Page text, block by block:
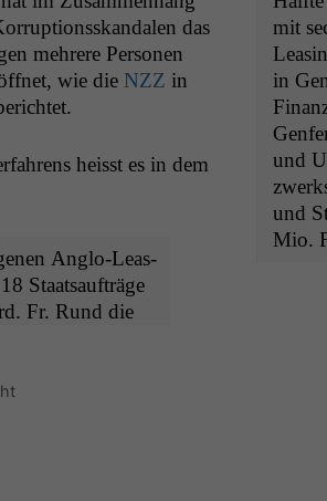
das
mehrere Per­so­n­en
wie die NZZ in
heisst es in dem
Anglo-Leas­
Staat­saufträge
Fr. Rund die
mit
in
und
und
Mio.